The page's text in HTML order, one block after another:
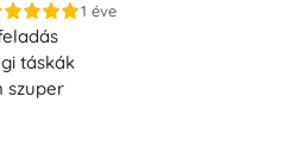
1 éve
táskák
szuper